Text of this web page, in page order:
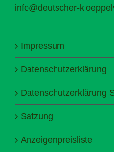
info@deutscher-
Impressum
Datenschutzerklärung
Datenschutzerklärung
Satzung
Anzeigenpreisliste